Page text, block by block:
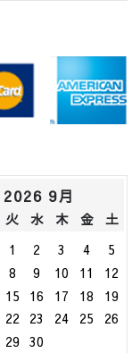
2026 9月
火 水 木 金
土
1
2 3 4
5
8 9 10 11
12
15 16 17 18
19
22 23 24 25
26
29 30